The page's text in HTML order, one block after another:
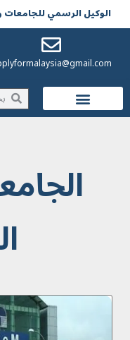
الوکیل الرسمي للجامعات و